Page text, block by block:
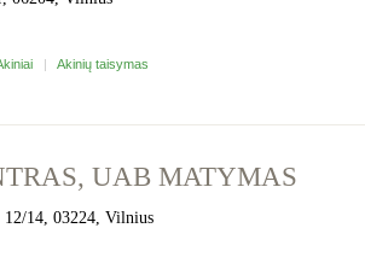
Akinių taisymas
UAB MATYMAS
12/14, 03224, Vilnius